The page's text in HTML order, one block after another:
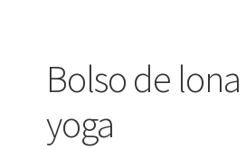
Bolso de
yoga